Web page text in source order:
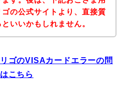
ゴの公式サイトより、直接質
いいかもしれません。
ゴのVISAカードエラーの問
こちら